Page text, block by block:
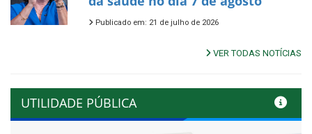
Publicado em: 21 de julho de 2026
VER TODAS NOTÍCIAS
UTILIDADE PÚBLICA